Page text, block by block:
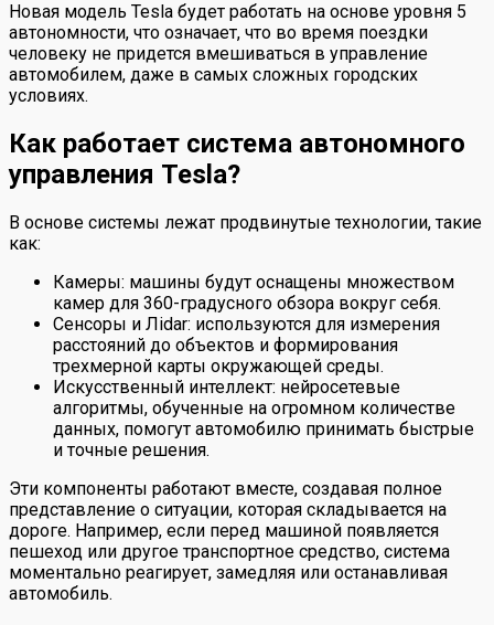
Новая модель Tesla будет работать на основе уровня 5
автономности, что означает, что во время поездки
человеку не придется вмешиваться в управление
автомобилем, даже в самых сложных городских
условиях.
Как работает система автономного
управления Tesla?
В основе системы лежат продвинутые технологии, такие
как:
Камеры: машины будут оснащены множеством
камер для 360-градусного обзора вокруг себя.
Сенсоры и Лidar: используются для измерения
расстояний до объектов и формирования
трехмерной карты окружающей среды.
Искусственный интеллект: нейросетевые
алгоритмы, обученные на огромном количестве
данных, помогут автомобилю принимать быстрые
и точные решения.
Эти компоненты работают вместе, создавая полное
представление о ситуации, которая складывается на
дороге. Например, если перед машиной появляется
пешеход или другое транспортное средство, система
моментально реагирует, замедляя или останавливая
автомобиль.